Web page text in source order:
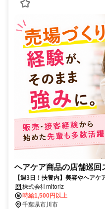
ヘアケア商品の店舗巡回
【週3日！扶養内】美容やヘア
始めやすい、ヘアケア商品の売場
株式会社mitoriz
時給1,500円以上
千葉県市川市